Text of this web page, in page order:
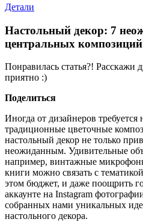
Детали
Настольный декор: 7
центральных композиций
Понравилась статья?!
приятно :)
Поделиться
Иногда от дизайнеров
традиционные цветочные
настольный декор не только
неожиданным. Удивительные
например, винтажные
книги можно связать с
этом бюджет, и даже поощрить
аккаунте на Instagram
собранных нами уникальных
настольного декора.